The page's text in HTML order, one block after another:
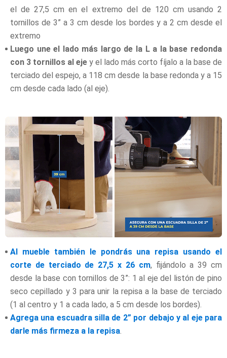
el de 27,5 cm en el extremo del de 120 cm usando 2
tornillos de 3” a 3 cm desde los bordes y a 2 cm desde el
extremo
Luego une el lado más largo de la L a la base redonda
con 3 tornillos al eje y el lado más corto fíjalo a la base de
terciado del espejo, a 118 cm desde la base redonda y a 15
cm desde cada lado (al eje).
Al mueble también le pondrás una repisa usando el
corte de terciado de 27,5 x 26 cm, fijándolo a 39 cm
desde la base con tornillos de 3”: 1 al eje del listón de pino
seco cepillado y 3 para unir la repisa a la base de terciado
(1 al centro y 1 a cada lado, a 5 cm desde los bordes).
Agrega una escuadra silla de 2” por debajo y al eje para
darle más firmeza a la repisa.